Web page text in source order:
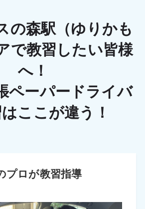
の森駅（ゆりかも
で教習したい皆様
へ！
ペーパードライバ
ここが違う！
プロが教習指導